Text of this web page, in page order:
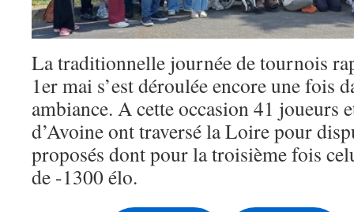
La traditionnelle journée de tournois
1er mai s’est déroulée encore une fois
ambiance. A cette occasion 41 joueurs
d’Avoine ont traversé la Loire pour
proposés dont pour la troisième fois
de -1300 élo.